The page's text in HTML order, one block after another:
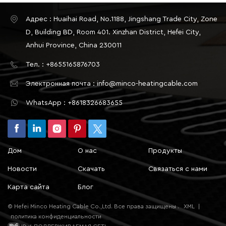
приложение. Эта удобная функция
дистанционного управления позволяет вам по-
настоящему осуществлять всесторонний уход за
неделю.Наконец, давайте поговорим о
регулировании всего дома. Этот умный
термостат с Wi-Fi под полом может
контролировать температуру в нескольких
комнатах вашего дома одновременно,
гарантируя, что в каждой комнате будет
достигнута идеальная температура. Таким
образом, вам больше не придется покупать
отдельный термостат для каждой комнаты, что
экономит средства и упрощает процесс
эксплуатации.
Адрес : Huaihai Road, No.1188, Jingshang Trade City, Zone
D, Building BD, Room 401. Xinzhan District, Hefei City,
Anhui Province, China 230011
Тел. : +8655165876703
Электронная почта : info@minco-heatingcable.com
WhatsApp : +8618326683655
Дом О нас Продукты
Новости Скачать Связаться с нами
Карта сайта Блог
© Hefei Minco Heating Cable Co.,Ltd. Все права защищены . XML
политика конфиденциальности